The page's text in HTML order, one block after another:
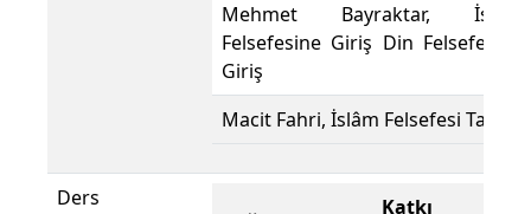
Mehmet Bayraktar, İslâm
Felsefesine Giriş Din Felsefesine
Giriş
Macit Fahri, İslâm Felsefesi Tarihi
Ders
Katkı